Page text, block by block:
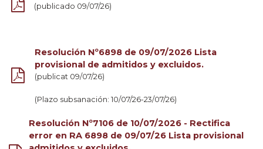
(publicado 09/07/26)
Resolución Nº6898 de 09/07/2026 Lista
provisional de admitidos y excluidos.
(publicat 09/07/26)
(Plazo subsanación: 10/07/26-23/07/26)
Resolución Nº7106 de 10/07/2026 - Rectifica
error en RA 6898 de 09/07/26 Lista provisional